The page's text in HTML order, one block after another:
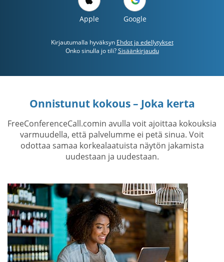
Apple Google
Kirjautumalla hyväksyn Ehdot ja edellytykset
Onko sinulla jo tili?Sisäänkirjaudu
Onnistunut kokous – Joka kerta
FreeConferenceCall.comin avulla voit ajoittaa kokouksia
varmuudella, että palvelumme ei petä sinua. Voit
odottaa samaa korkealaatuista näytön jakamista
uudestaan ​​ja uudestaan.